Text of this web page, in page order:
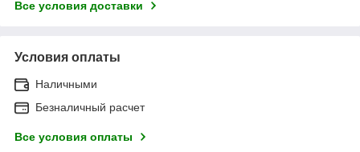
Все условия доставки
Условия оплаты
Наличными
Безналичный расчет
Все условия оплаты